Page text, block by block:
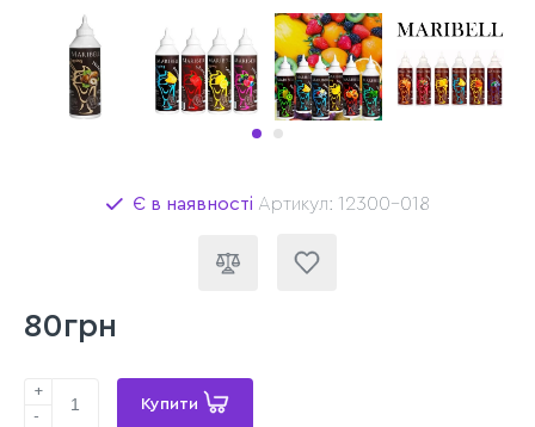
Є в наявності Артикул: 12300-018
80грн
+
-
Купити